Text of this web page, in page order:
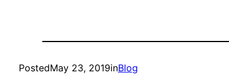
PostedMay 23, 2019inBlog